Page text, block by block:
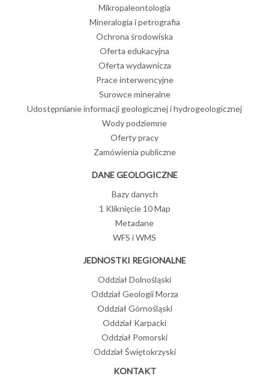
Mikropaleontologia
Mineralogia i petrografia
Ochrona środowiska
Oferta edukacyjna
Oferta wydawnicza
Prace interwencyjne
Surowce mineralne
Udostępnianie informacji geologicznej i hydrogeologicznej
Wody podziemne
Oferty pracy
Zamówienia publiczne
DANE GEOLOGICZNE
Bazy danych
1 Kliknięcie 10 Map
Metadane
WFS i WMS
JEDNOSTKI REGIONALNE
Oddział Dolnośląski
Oddział Geologii Morza
Oddział Górnośląski
Oddział Karpacki
Oddział Pomorski
Oddział Świętokrzyski
KONTAKT